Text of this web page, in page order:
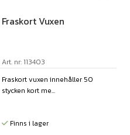
Fraskort Vuxen
Art. nr: 113403
Fraskort vuxen innehåller 50
stycken kort me...
Finns i lager